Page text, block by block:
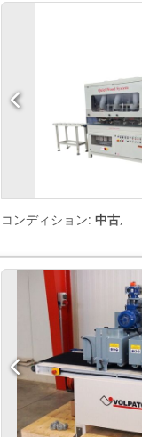
コンディション: 中古,